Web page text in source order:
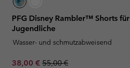
PFG Disney Rambler™ Shorts für
Jugendliche
Wasser- und schmutzabweisend
Sale price:
38,00 € Regular price:
55,00 €